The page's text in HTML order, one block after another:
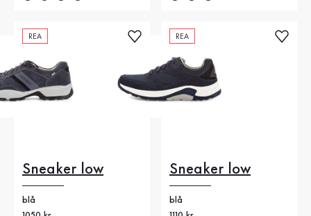
REA
Sneaker low
blå
REA
Sneaker low
blå